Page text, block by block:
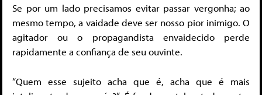
Se por um lado precisamos evitar passar vergonha; ao
mesmo tempo, a vaidade deve ser nosso pior inimigo. O
agitador ou o propagandista envaidecido perde
rapidamente a confiança de seu ouvinte.
“Quem esse sujeito acha que é, acha que é mais